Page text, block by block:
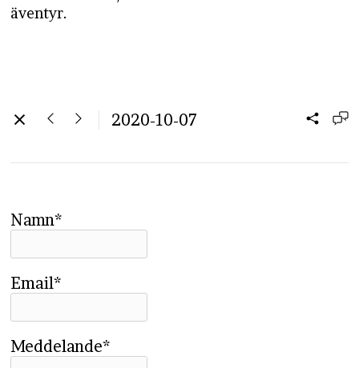
äventyr.
2020-10-07
Namn*
Email*
Meddelande*